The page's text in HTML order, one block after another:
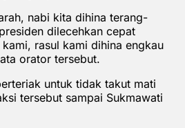
nabi kita dihina terang-
dilecehkan cepat
rasul kami dihina engkau
orator tersebut.
untuk tidak takut mati
tersebut sampai Sukmawati